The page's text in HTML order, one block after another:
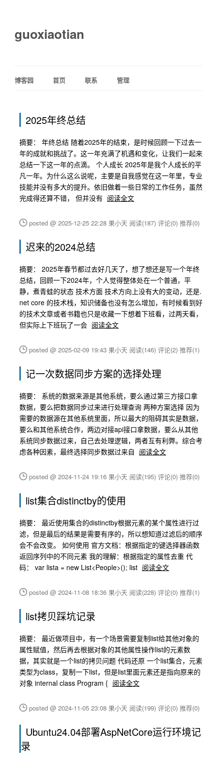
guoxiaotian
博客园 首页 联系 管理
2025年终总结
摘要： 年终总结 随着2025年的结束，是时候回顾一下过去一
年的成就和挑战了。这一年充满了机遇和变化，让我们一起来
总结一下这一年的点滴。 个人成长 2025年是我个人成长的平
凡一年。为什么这么说呢，主要是自我感觉在这一年里，专业
技能并没有多大的提升。依旧做着一些日常的工作任务，虽然
完成得还算不错， 但并没有 阅读全文
posted @ 2025-12-25 22:28 果小天 阅读(187) 评论(0) 推荐(0)
迟来的2024总结
摘要： 2025年春节都过去好几天了，想了想还是写一个年终
总结，回顾一下2024年，个人觉得整体处在一个普通，平
静，煮青蛙的状态 技术方面 技术方向上没有大的变动，还是.
net core 的技术栈，知识储备也没有怎么增加，有时候看到好
的技术文章或者书籍也只是收藏一下想着下班看，过两天看，
但实际上下班玩了一会 阅读全文
posted @ 2025-02-09 19:43 果小天 阅读(146) 评论(2) 推荐(1)
记一次数据同步方案的选择处理
摘要： 系统的数据来源是其他系统，要么通过第三方接口拿
数据，要么把数据同步过来进行处理查询 两种方案选择 因为
需要的数据源在其他系统里面，所以最大的阻碍其实是数据，
要么和其他系统合作，两边对接api接口拿数据，要么从其他
系统同步数据过来，自己去处理逻辑，两者互有利弊。综合考
虑各种因素，最终选择同步数据过来自 阅读全文
posted @ 2024-11-24 19:16 果小天 阅读(195) 评论(0) 推荐(0)
list集合distinctby的使用
摘要： 最近使用集合的distinctby根据元素的某个属性进行过
滤，但是最后的结果是需要有序的，所以想知道过滤后的顺序
会不会改变。 如何使用 官方文档：根据指定的键选择器函数
返回序列中的不同元素 我的理解：根据指定的属性去重 代
码： var lista = new List<People>(); list 阅读全文
posted @ 2024-11-08 18:36 果小天 阅读(228) 评论(0) 推荐(1)
list拷贝踩坑记录
摘要： 最近做项目中，有一个场景需要复制list给其他对象的
属性赋值，然后再去根据对象的其他属性操作list的元素数
据，其实就是一个list的拷贝问题 代码还原 一个list集合，元素
类型为class，复制一下list，但是list里面元素还是指向原来的
对象 internal class Program { 阅读全文
posted @ 2024-11-05 23:08 果小天 阅读(199) 评论(0) 推荐(0)
Ubuntu24.04部署AspNetCore运行环境记
录